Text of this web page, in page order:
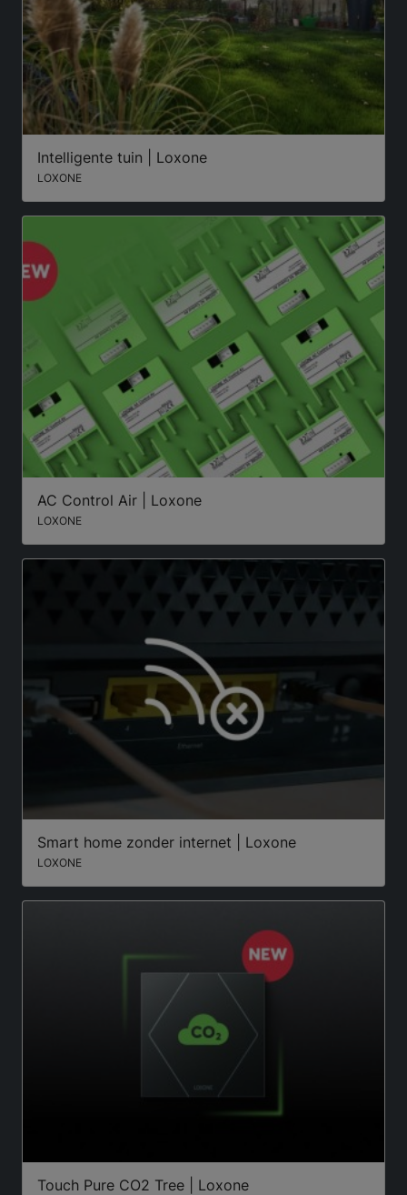
Intelligente tuin | Loxone
LOXONE
AC Control Air | Loxone
LOXONE
Smart home zonder internet | Loxone
LOXONE
Touch Pure CO2 Tree | Loxone